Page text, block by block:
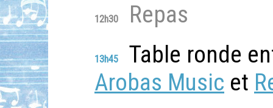
12h30 Repas
13h45
Table ronde
Arobas Music et